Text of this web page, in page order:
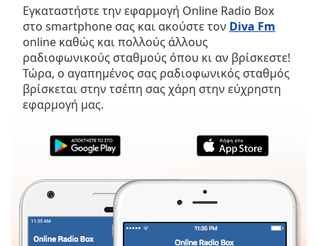
Skip
Backward
Skip
Forward
Mute
Current
Time0:00
TypeLIVE
Seek to
currently
behind
Εγκαταστήστε την εφαρμογή Online Radio Box
στο smartphone σας και ακούστε τον Diva Fm
online καθώς και πολλούς άλλους
ραδιοφωνικούς σταθμούς όπου κι αν βρίσκεστε!
Τώρα, ο αγαπημένος σας ραδιοφωνικός σταθμός
βρίσκεται στην τσέπη σας χάρη στην εύχρηστη
εφαρμογή μας.